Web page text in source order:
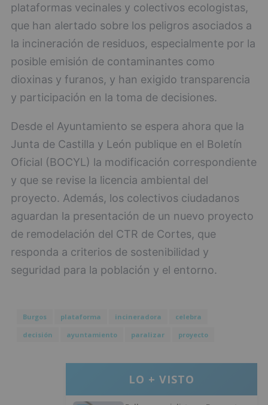
plataformas vecinales y colectivos ecologistas,
que han alertado sobre los peligros asociados a
la incineración de residuos, especialmente por la
posible emisión de contaminantes como
dioxinas y furanos, y han exigido transparencia
y participación en la toma de decisiones.
Desde el Ayuntamiento se espera ahora que la
Junta de Castilla y León publique en el Boletín
Oficial (BOCYL) la modificación correspondiente
y que se revise la licencia ambiental del
proyecto. Además, los colectivos ciudadanos
aguardan la presentación de un nuevo proyecto
de remodelación del CTR de Cortes, que
responda a criterios de sostenibilidad y
seguridad para la población y el entorno.
Burgos plataforma incineradora
celebra
decisión
ayuntamiento paralizar proyecto
LO + VISTO